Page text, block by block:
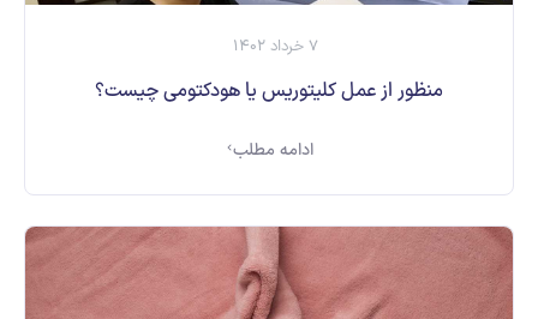
7 خرداد 1402
منظور از عمل کلیتوریس یا هودکتومی چیست؟
ادامه مطلب